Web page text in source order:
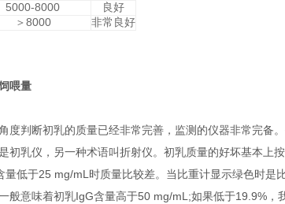
5000-8000
良好
＞ 8000 非常良好
喂量
度判断初乳的质量已经非常完善，监测的仪器非常完备
初乳仪，另一种术语叫折射仪。初乳质量的好坏基本上
量低于25 mg/mL 时质量比较差。当比重计显示绿色时是
般意味着初乳IgG含量高于50 mg/mL;如果低于19.9%，